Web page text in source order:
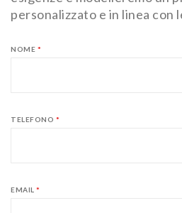
personalizzato e in linea con
NOME *
TELEFONO *
EMAIL *